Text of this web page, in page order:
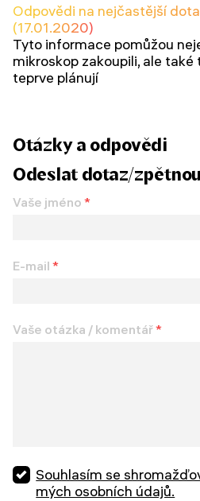
Odpovědi na nejčastější
(17.01.2020)
Tyto informace pomůžou
mikroskop zakoupili, ale také
teprve plánují
Otázky a odpovědi
Odeslat dotaz/
Vaše jméno *
E-mail *
Vaše otázka / komentář*
Souhlasím se
mých osobních údajů.